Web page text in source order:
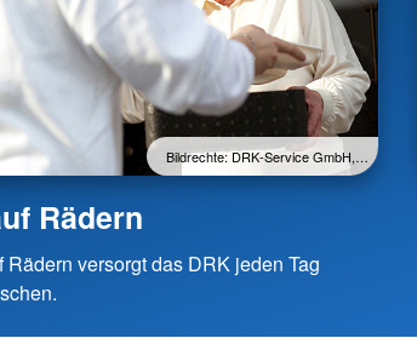
Bildrechte: DRK-Service GmbH,…
Rädern
Rädern versorgt das DRK jeden Tag